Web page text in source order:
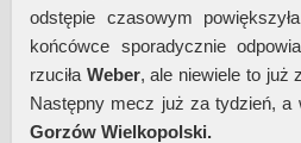
odstępie czasowym
końcówce sporadycznie
rzuciła Weber, ale niewiele to już
Następny mecz już za tydzień,
Gorzów Wielkopolski.